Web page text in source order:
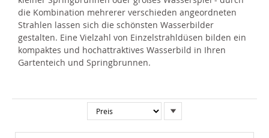
die Kombination mehrerer verschieden angeordneten
Strahlen lassen sich die schönsten Wasserbilder
gestalten. Eine Vielzahl von Einzelstrahldüsen bilden ein
kompaktes und hochattraktives Wasserbild in Ihren
Gartenteich und Springbrunnen.
absteigender
Reihenfolge